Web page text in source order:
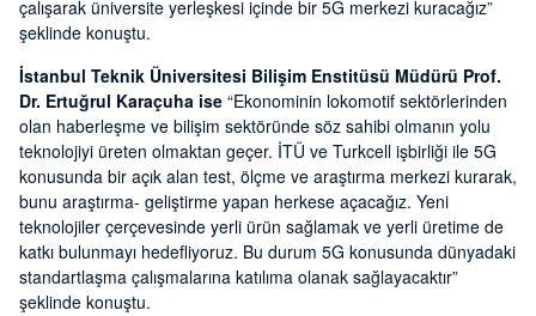
çalışarak üniversite yerleşkesi içinde bir 5G merkezi kuracağız”
şeklinde konuştu.
İstanbul Teknik Üniversitesi Bilişim Enstitüsü Müdürü Prof.
Dr. Ertuğrul Karaçuha ise “Ekonominin lokomotif sektörlerinden
olan haberleşme ve bilişim sektöründe söz sahibi olmanın yolu
teknolojiyi üreten olmaktan geçer. İTÜ ve Turkcell işbirliği ile 5G
konusunda bir açık alan test, ölçme ve araştırma merkezi kurarak,
bunu araştırma- geliştirme yapan herkese açacağız. Yeni
teknolojiler çerçevesinde yerli ürün sağlamak ve yerli üretime de
katkı bulunmayı hedefliyoruz. Bu durum 5G konusunda dünyadaki
standartlaşma çalışmalarına katılıma olanak sağlayacaktır”
şeklinde konuştu.